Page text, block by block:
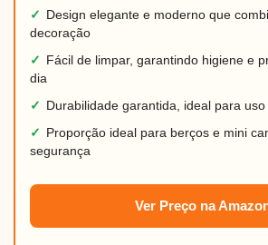
✓ Design elegante e moderno que
decoração
✓ Fácil de limpar, garantindo higiene e
dia
✓ Durabilidade garantida, ideal para
✓ Proporção ideal para berços e mini
segurança
Ver Preço na